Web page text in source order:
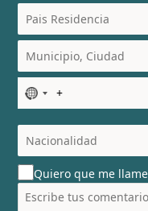
N
o
c
o
u
n
t
Quiero que me